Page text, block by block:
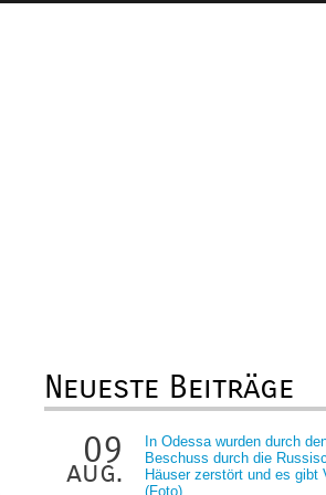
Neueste Beiträge
09
aug.
In Odessa wurden durch
Beschuss durch die
Häuser zerstört und es gibt
(Foto)